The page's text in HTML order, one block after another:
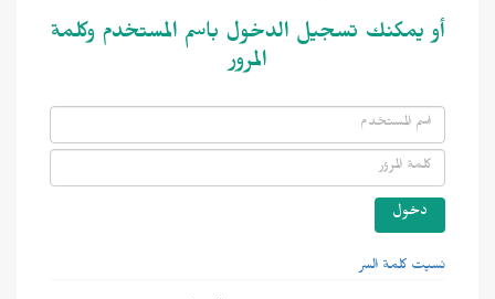
أو يمكنك تسجيل الدخول باسم المستخدم وكلمة
المرور
نسيت كلمة السر